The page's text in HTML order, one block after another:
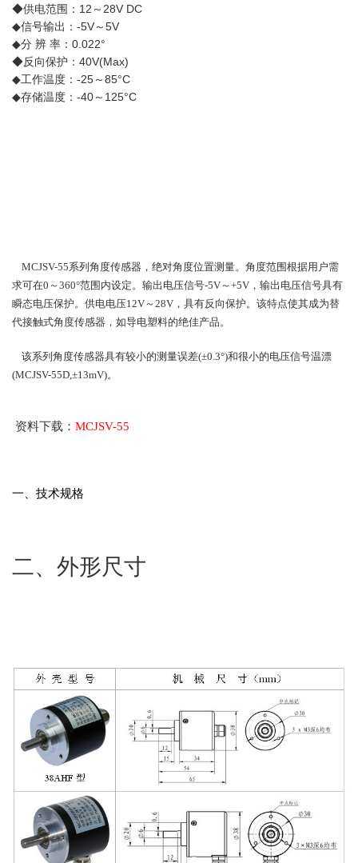
◆供电范围：12～28V DC
◆信号输出：-5V～5V
◆分 辨 率：0.022°
◆反向保护：40V(Max)
◆工作温度：-25～85°C
◆存储温度：-40～125°C
MCJSV-55系列角度传感器，绝对角度位置测量。角度范围根据用户需
求可在0～360°范围内设定。输出电压信号-5V～+5V，输出电压信号具有
瞬态电压保护。供电电压12V～28V，具有反向保护。 该特点使其成为替
代接触式角度传感器，如导电塑料的绝佳产品。
该系列角度传感器具有较小的测量误差(±0.3°)和很小的电压信号温漂
(MCJSV-55D,±13mV)。
资料下载： MCJSV-55
一、技术规格
二、外形尺寸